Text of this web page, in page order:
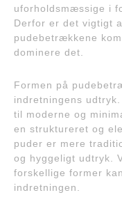
uforholdsmæssige i
Derfor er det vigtigt
pudebetrækkene
dominere det.
Formen på
indretningens
til moderne og
en struktureret og
puder er mere
og hyggeligt udtryk.
forskellige former
indretningen.